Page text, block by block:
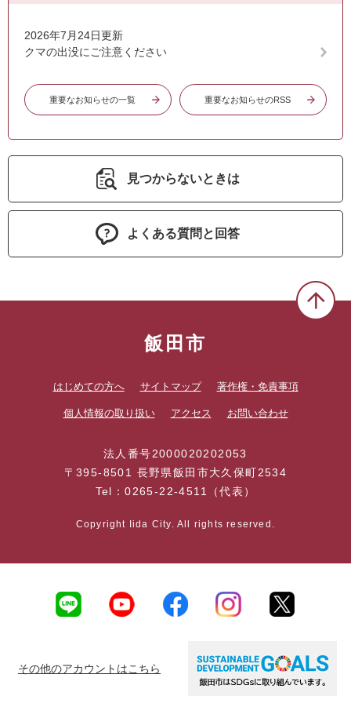
2026年7月24日更新
クマの出没にご注意ください
重要なお知らせの一覧 重要なお知らせのRSS
見つからないときは
よくある質問と回答
飯田市
はじめての方へ サイトマップ 著作権・免責事項
個人情報の取り扱い アクセス お問い合わせ
法人番号2000020202053
〒395-8501 長野県飯田市大久保町2534
Tel：0265-22-4511（代表）
Copyright Iida City. All rights reserved.
その他のアカウントはこちら